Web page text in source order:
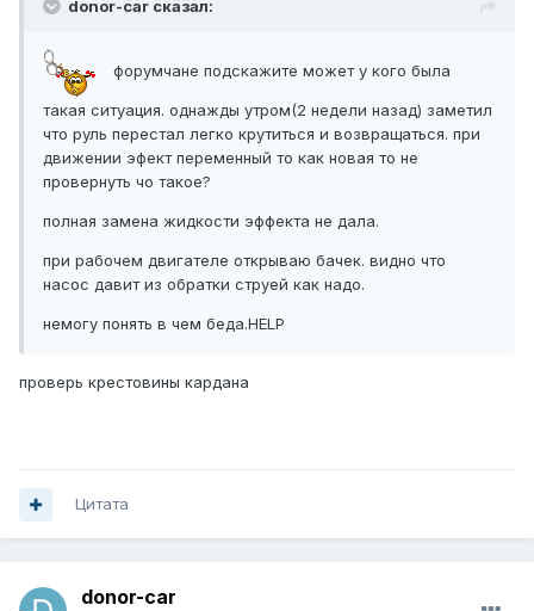
donor-car сказал:
форумчане подскажите может у кого была
такая ситуация. однажды утром(2 недели назад) заметил
что руль перестал легко крутиться и возвращаться. при
движении эфект переменный то как новая то не
провернуть чо такое?
полная замена жидкости эффекта не дала.
при рабочем двигателе открываю бачек. видно что
насос давит из обратки струей как надо.
немогу понять в чем беда.HELP
проверь крестовины кардана
Цитата
donor-car